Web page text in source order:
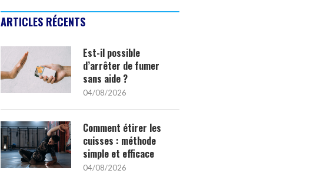
ARTICLES RÉCENTS
Est-il possible
d’arrêter de fumer
sans aide ?
04/08/2026
Comment étirer les
cuisses : méthode
simple et efficace
04/08/2026